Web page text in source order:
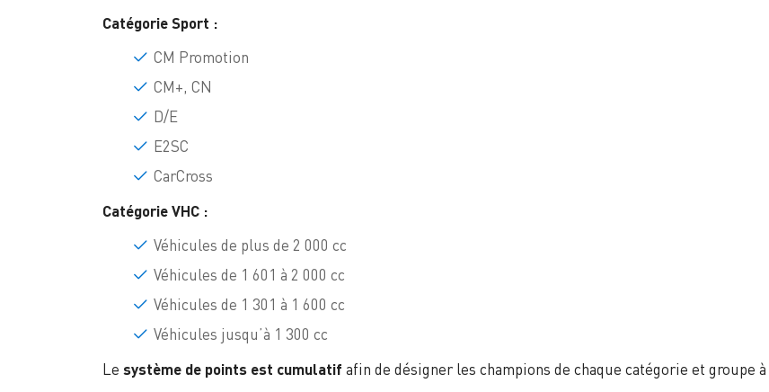
Catégorie Sport :
CM Promotion
CM+, CN
D/E
E2SC
CarCross
Catégorie VHC :
Véhicules de plus de 2 000 cc
Véhicules de 1 601 à 2 000 cc
Véhicules de 1 301 à 1 600 cc
Véhicules jusqu’à 1 300 cc
Le système de points est cumulatif afin de désigner les champions de chaque catégorie et groupe